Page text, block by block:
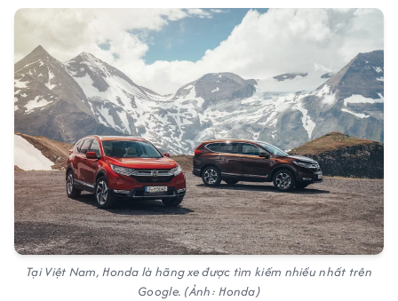
Tại Việt Nam, Honda là hãng xe được tìm kiếm nhiều nhất trên
Google. (Ảnh: Honda)